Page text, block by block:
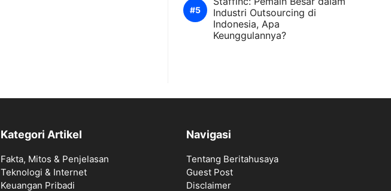
Industri Outsourcing di
Indonesia, Apa
Keunggulannya?
Kategori Artikel
Fakta, Mitos & Penjelasan
Teknologi & Internet
Keuangan Pribadi
Navigasi
Tentang Beritahusaya
Guest Post
Disclaimer